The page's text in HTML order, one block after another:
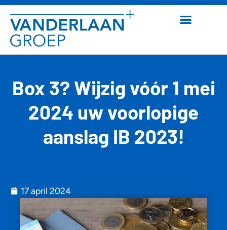
Box 3? Wijzig vóór 1 mei
2024 uw voorlopige
aanslag IB 2023!
17 april 2024